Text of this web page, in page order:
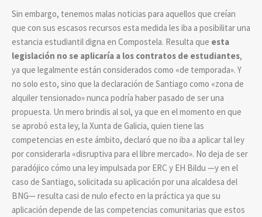
Sin embargo, tenemos malas noticias para aquellos que creían
que con sus escasos recursos esta medida les iba a posibilitar una
estancia estudiantil digna en Compostela. Resulta que esta
legislación no se aplicaría a los contratos de estudiantes,
ya que legalmente están considerados como «de temporada». Y
no solo esto, sino que la declaración de Santiago como «zona de
alquiler tensionado» nunca podría haber pasado de ser una
propuesta. Un mero brindis al sol, ya que en el momento en que
se aprobó esta ley, la Xunta de Galicia, quien tiene las
competencias en este ámbito, declaró que no iba a aplicar tal ley
por considerarla «disruptiva para el libre mercado». No deja de ser
paradójico cómo una ley impulsada por ERC y EH Bildu —y en el
caso de Santiago, solicitada su aplicación por una alcaldesa del
BNG— resulta casi de nulo efecto en la práctica ya que su
aplicación depende de las competencias comunitarias que estos